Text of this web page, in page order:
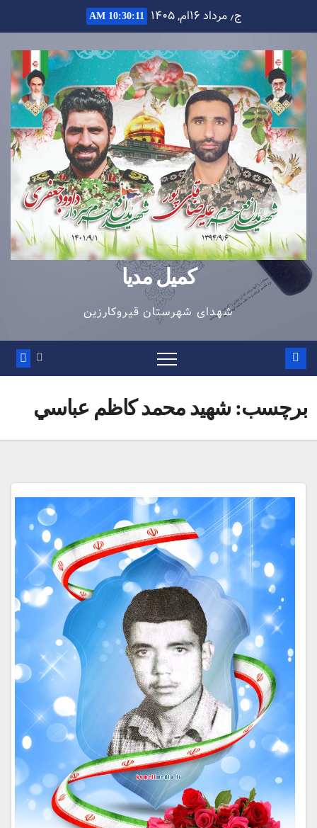
to
content
ج٫ مرداد ۱۶ام, ۱۴۰۵ 10:30:11 AM
کمیل مدیا
شهدای شهرستان قیروکارزین
برچسب:شهيد محمد كاظم عباسي